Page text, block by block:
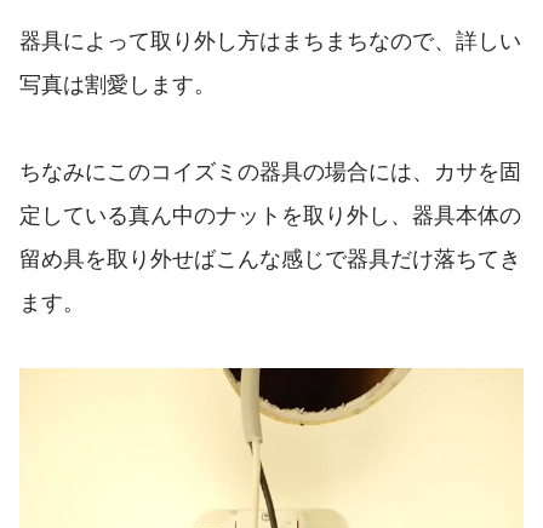
器具によって取り外し方はまちまちなので、詳しい
写真は割愛します。
ちなみにこのコイズミの器具の場合には、カサを固
定している真ん中のナットを取り外し、器具本体の
留め具を取り外せばこんな感じで器具だけ落ちてき
ます。